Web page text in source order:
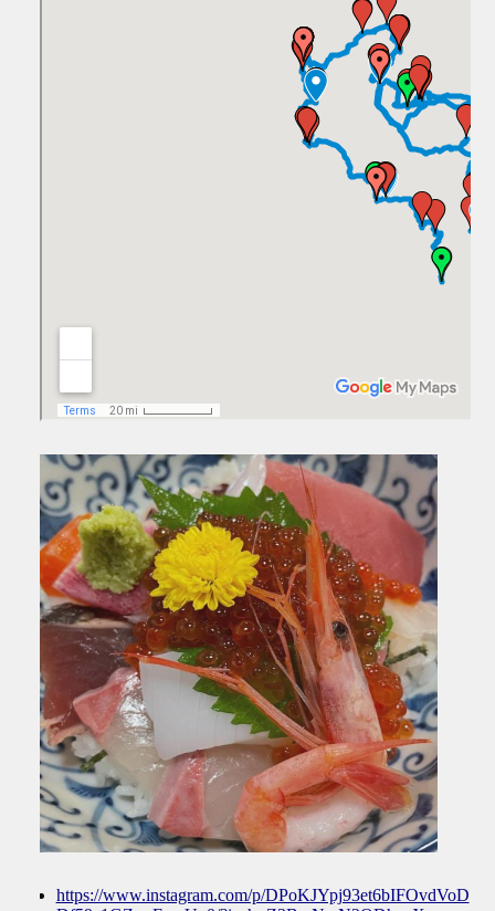
https://www.instagram.com/p/DPoKJYpj93et6bIFOvdVoD